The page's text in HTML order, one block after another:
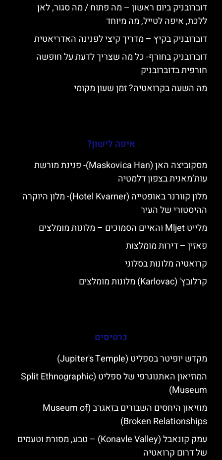
דוברובניק ביום ראשון – מה פתוח / מה סגור, לאן
ללכת, איפה לטייל, מה מיוחד
דוברובניק בקיץ – מדריך קיצי לפנינה האדריאטית
דוברובניק בחורף- כל מה שצריך לדעת על חופשה
חורפית בדוברובניק
מה השעה בקרואטיה? זמן שעון מקומי
איפה לישון?
מסקוביצה האן (Maskovica Han)- פנינת מורשת
עות’מאנית בצפון דלמטיה
מלון קוורנר באופטייה (Hotel Kvarner)- מלון היוקרה
ההיסטורי של העיר
מלייט Mljet והאיים הסמוכים – מלונות מומלצים
פאזין – דירות מומלצות
קרואטיה מלונות בסלוני
קרלובץ' (Karlovac) מלונות מומלצים
כרטיסים
מקדש יופיטר בספליט (Jupiter's Temple)
המוזיאון האתנוגרפי של ספליט (Split Ethnographic
Museum)
מוזיאון היחסים השבורים בזאגרב (Museum of
Broken Relationships)
עמק קונאבל (Konavle Valley) – טבע, מסורת וטעמים
של דרום קרואטיה